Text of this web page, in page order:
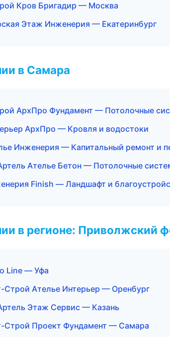
Кров Бригадир — Москва
Этаж Инженерия — Екатеринбург
в Самара
АрхПро Фундамент — Потолочные
АрхПро — Кровля и водостоки
Инженерия — Капитальный ремонт и
Ателье Бетон — Потолочные
Finish — Ландшафт и
в регионе: Приволжский
Line — Уфа
Строй Ателье Интерьер — Оренбург
Этаж Сервис — Казань
Строй Проект Фундамент — Самара